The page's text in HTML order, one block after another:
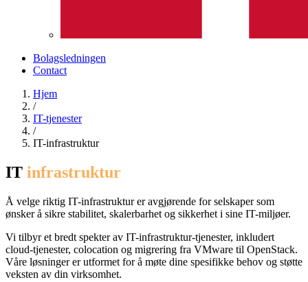
Bolagsledningen
Contact
Hjem
/
IT-tjenester
/
IT-infrastruktur
IT infrastruktur
Å velge riktig IT-infrastruktur er avgjørende for selskaper som
ønsker å sikre stabilitet, skalerbarhet og sikkerhet i sine IT-miljøer.
Vi tilbyr et bredt spekter av IT-infrastruktur-tjenester, inkludert
cloud-tjenester, colocation og migrering fra VMware til OpenStack.
Våre løsninger er utformet for å møte dine spesifikke behov og støtte
veksten av din virksomhet.